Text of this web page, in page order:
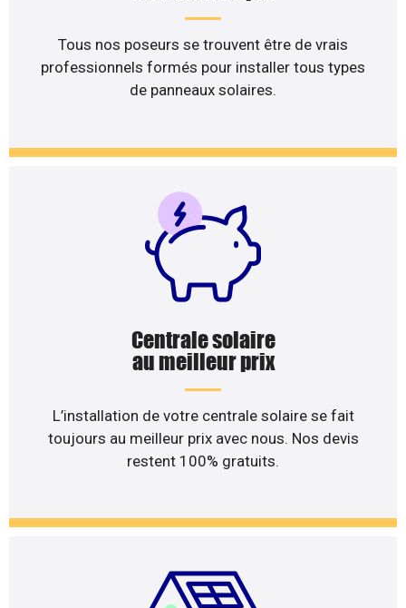
Tous nos poseurs se trouvent être de vrais
professionnels formés pour installer tous types
de panneaux solaires.
Centrale solaire
au meilleur prix
L’installation de votre centrale solaire se fait
toujours au meilleur prix avec nous. Nos devis
restent 100% gratuits.